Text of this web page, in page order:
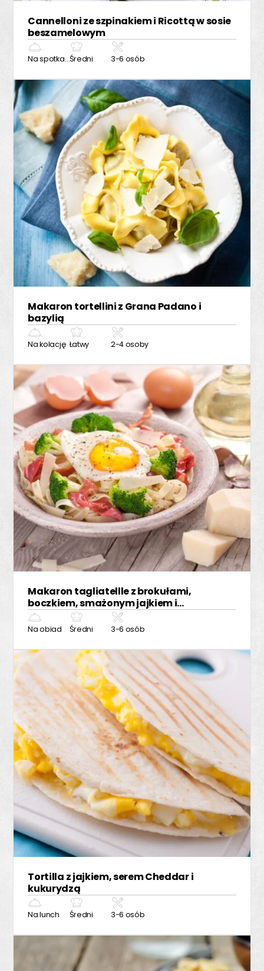
Cannelloni ze szpinakiem i Ricottą w sosie
beszamelowym
Na spotkanie z przyjaciółmiŚredni 3-6 osób
Makaron tortellini z Grana Padano i
bazylią
Na kolację Łatwy 2-4 osoby
Makaron tagliatellle z brokułami,
boczkiem, smażonym jajkiem i
Parmigiano Reggiano
Na obiad Średni 3-6 osób
Tortilla z jajkiem, serem Cheddar i
kukurydzą
Na lunch Średni 3-6 osób